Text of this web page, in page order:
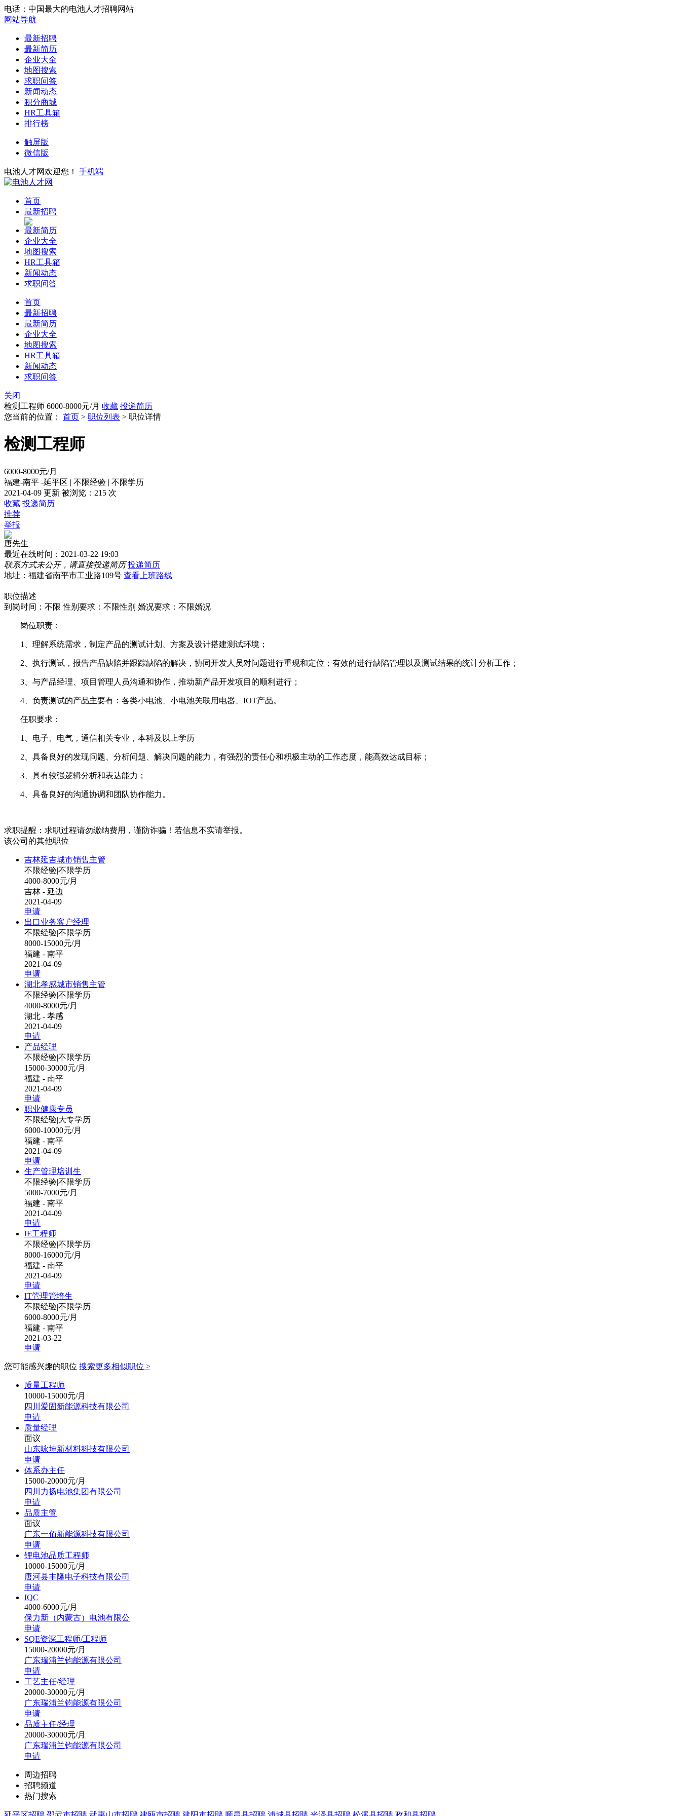
电话：中国最大的电池人才招聘网站
网站导航
最新招聘
最新简历
企业大全
地图搜索
求职问答
新闻动态
积分商城
HR工具箱
排行榜
触屏版
微信版
电池人才网欢迎您！ 手机端
首页
最新招聘
最新简历
企业大全
地图搜索
HR工具箱
新闻动态
求职问答
首页
最新招聘
最新简历
企业大全
地图搜索
HR工具箱
新闻动态
求职问答
关闭
检测工程师 6000-8000元/月 收藏 投递简历
您当前的位置： 首页 > 职位列表 > 职位详情
检测工程师
6000-8000元/月
福建-南平 -延平区 | 不限经验 | 不限学历
2021-04-09 更新 被浏览： 215 次
收藏 投递简历
推荐
举报
唐先生
最近在线时间：2021-03-22 19:03
联系方式未公开，请直接投递简历 投递简历
地址：福建省南平市工业路109号 查看上班路线
职位描述
到岗时间：不限 性别要求：不限性别 婚况要求：不限婚况
岗位职责：
1、理解系统需求，制定产品的测试计划、方案及设计搭建测试环境；
2、执行测试，报告产品缺陷并跟踪缺陷的解决，协同开发人员对问题进行重现和定位；有效的进行缺陷管理以及测试结果的统计分析工作；
3、与产品经理、项目管理人员沟通和协作，推动新产品开发项目的顺利进行；
4、负责测试的产品主要有：各类小电池、小电池关联用电器、IOT产品。
任职要求：
1、电子、电气，通信相关专业，本科及以上学历
2、具备良好的发现问题、分析问题、解决问题的能力，有强烈的责任心和积极主动的工作态度，能高效达成目标；
3、具有较强逻辑分析和表达能力；
4、具备良好的沟通协调和团队协作能力。
求职提醒：求职过程请勿缴纳费用，谨防诈骗！若信息不实请举报。
该公司的其他职位
吉林延吉城市销售主管
不限经验|不限学历
4000-8000元/月
吉林 - 延边
2021-04-09
申请
出口业务客户经理
不限经验|不限学历
8000-15000元/月
福建 - 南平
2021-04-09
申请
湖北孝感城市销售主管
不限经验|不限学历
4000-8000元/月
湖北 - 孝感
2021-04-09
申请
产品经理
不限经验|不限学历
15000-30000元/月
福建 - 南平
2021-04-09
申请
职业健康专员
不限经验|大专学历
6000-10000元/月
福建 - 南平
2021-04-09
申请
生产管理培训生
不限经验|不限学历
5000-7000元/月
福建 - 南平
2021-04-09
申请
IE工程师
不限经验|不限学历
8000-16000元/月
福建 - 南平
2021-04-09
申请
IT管理管培生
不限经验|不限学历
6000-8000元/月
福建 - 南平
2021-03-22
申请
您可能感兴趣的职位 搜索更多相似职位 >
质量工程师
10000-15000元/月
四川爱固新能源科技有限公司
申请
质量经理
面议
山东咏坤新材料科技有限公司
申请
体系办主任
15000-20000元/月
四川力扬电池集团有限公司
申请
品质主管
面议
广东一佰新能源科技有限公司
申请
锂电池品质工程师
10000-15000元/月
唐河县丰隆电子科技有限公司
申请
IQC
4000-6000元/月
保力新（内蒙古）电池有限公
申请
SQE资深工程师/工程师
15000-20000元/月
广东瑞浦兰钧能源有限公司
申请
工艺主任/经理
20000-30000元/月
广东瑞浦兰钧能源有限公司
申请
品质主任/经理
20000-30000元/月
广东瑞浦兰钧能源有限公司
申请
周边招聘
招聘频道
热门搜索